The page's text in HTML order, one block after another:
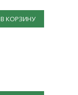
В КОРЗИНУ